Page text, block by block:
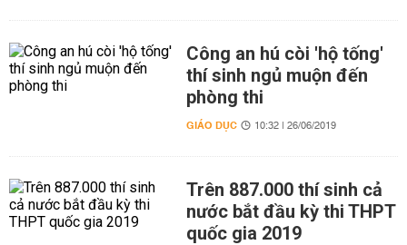
Công an hú còi 'hộ tống'
thí sinh ngủ muộn đến
phòng thi
GIÁO DỤC 10:32 | 26/06/2019
Trên 887.000 thí sinh cả
nước bắt đầu kỳ thi THPT
quốc gia 2019